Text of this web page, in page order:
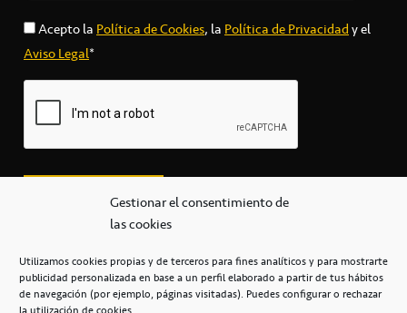
Gestionar el consentimiento de
las cookies
Utilizamos cookies propias y de terceros para fines analíticos y para mostrarte
publicidad personalizada en base a un perfil elaborado a partir de tus hábitos
de navegación (por ejemplo, páginas visitadas). Puedes configurar o rechazar
Acepto la Política de Cookies, la Política de Privacidady el
Aviso Legal*
secretaria@cbcanarias.es